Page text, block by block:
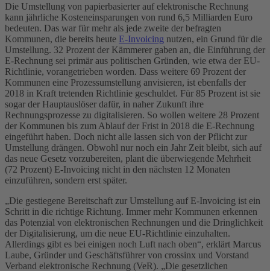
Die Umstellung von papierbasierter auf elektronische Rechnung
kann jährliche Kosteneinsparungen von rund 6,5 Milliarden Euro
bedeuten. Das war für mehr als jede zweite der befragten
Kommunen, die bereits heute E-Invoicing nutzen, ein Grund für die
Umstellung. 32 Prozent der Kämmerer gaben an, die Einführung der
E-Rechnung sei primär aus politischen Gründen, wie etwa der EU-
Richtlinie, vorangetrieben worden. Dass weitere 69 Prozent der
Kommunen eine Prozessumstellung anvisieren, ist ebenfalls der
2018 in Kraft tretenden Richtlinie geschuldet. Für 85 Prozent ist sie
sogar der Hauptauslöser dafür, in naher Zukunft ihre
Rechnungsprozesse zu digitalisieren. So wollen weitere 28 Prozent
der Kommunen bis zum Ablauf der Frist in 2018 die E-Rechnung
eingeführt haben. Doch nicht alle lassen sich von der Pflicht zur
Umstellung drängen. Obwohl nur noch ein Jahr Zeit bleibt, sich auf
das neue Gesetz vorzubereiten, plant die überwiegende Mehrheit
(72 Prozent) E-Invoicing nicht in den nächsten 12 Monaten
einzuführen, sondern erst später.
„Die gestiegene Bereitschaft zur Umstellung auf E-Invoicing ist ein
Schritt in die richtige Richtung. Immer mehr Kommunen erkennen
das Potenzial von elektronischen Rechnungen und die Dringlichkeit
der Digitalisierung, um die neue EU-Richtlinie einzuhalten.
Allerdings gibt es bei einigen noch Luft nach oben“, erklärt Marcus
Laube, Gründer und Geschäftsführer von crossinx und Vorstand
Verband elektronische Rechnung (VeR). „Die gesetzlichen